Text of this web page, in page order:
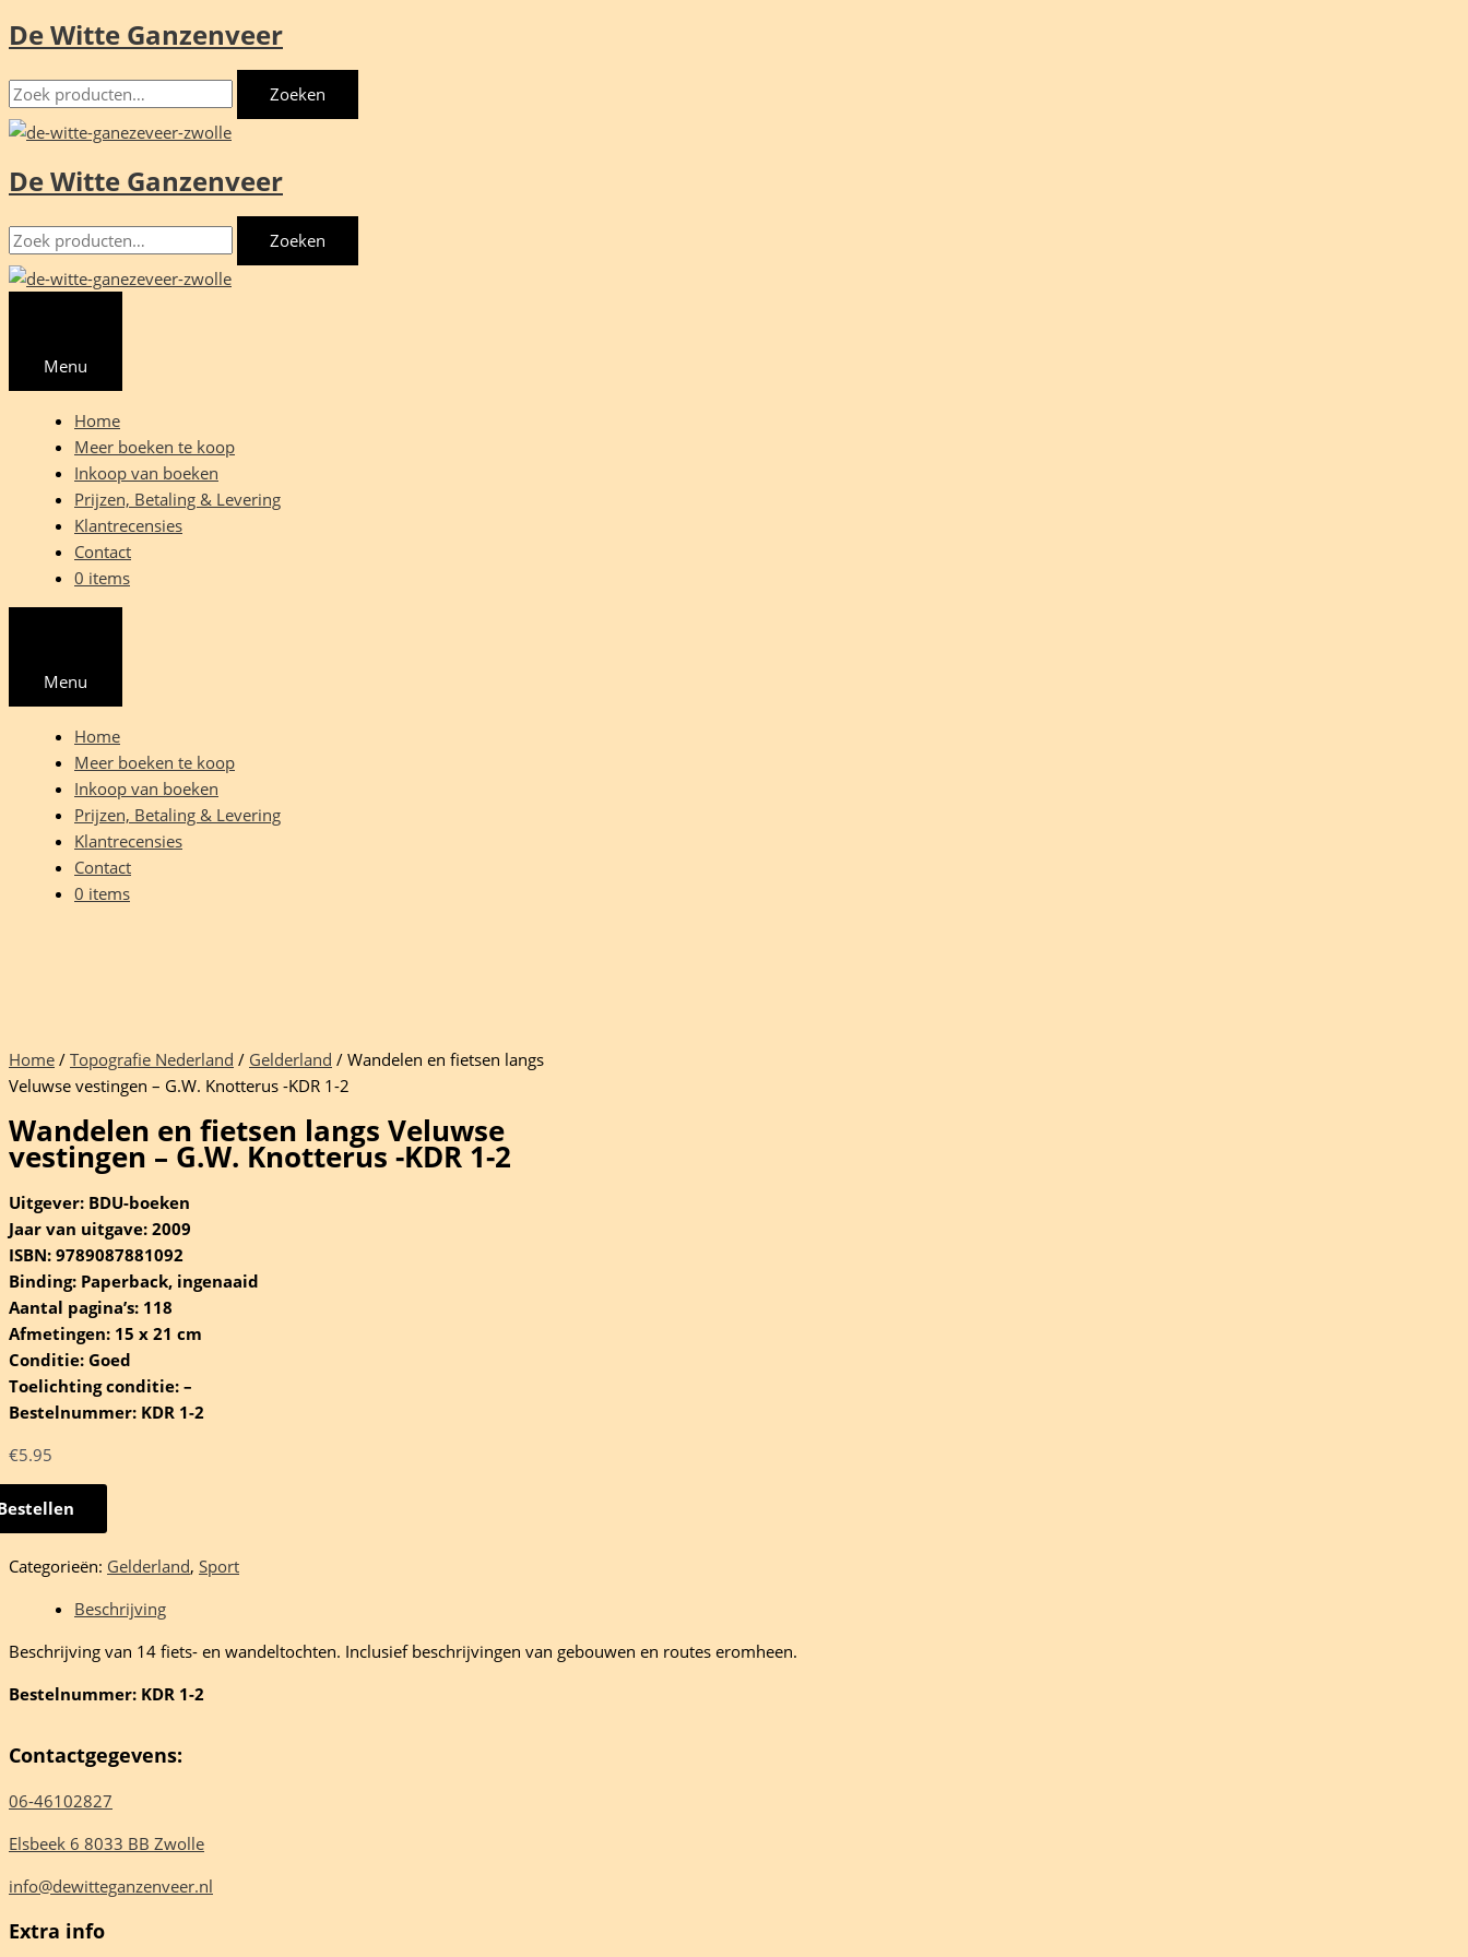
Ga
de
inhoud
De Witte Ganzenveer
Zoeken
naar:
Zoeken
De Witte Ganzenveer
Zoeken
naar:
Zoeken
Menu
Home
Meer boeken te koop
Inkoop van boeken
Prijzen, Betaling & Levering
Klantrecensies
Contact
0 items
Menu
Home
Meer boeken te koop
Inkoop van boeken
Prijzen, Betaling & Levering
Klantrecensies
Contact
0 items
Home / Topografie Nederland / Gelderland / Wandelen en fietsen langs
Veluwse vestingen – G.W. Knotterus -KDR 1-2
Wandelen en fietsen langs Veluwse
vestingen – G.W. Knotterus -KDR 1-2
Uitgever: BDU-boeken
Jaar van uitgave: 2009
ISBN: 9789087881092
Binding: Paperback, ingenaaid
Aantal pagina’s: 118
Afmetingen: 15 x 21 cm
Conditie: Goed
Toelichting conditie: –
Bestelnummer: KDR 1-2
€5.95
Categorieën: Gelderland, Sport
Beschrijving
Beschrijving van 14 fiets- en wandeltochten. Inclusief beschrijvingen van gebouwen en routes eromheen.
Bestelnummer: KDR 1-2
Contactgegevens:
06-46102827
Elsbeek 6 8033 BB Zwolle
info@dewitteganzenveer.nl
Extra info